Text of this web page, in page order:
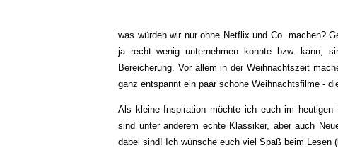
was würden wir nur ohne Netflix und Co. machen?
ja recht wenig unternehmen konnte bzw. kann,
Bereicherung. Vor allem in der Weihnachtszeit
ganz entspannt ein paar schöne Weihnachtsfilme -
Als kleine Inspiration möchte ich euch im heutigen
sind unter anderem echte Klassiker, aber auch
dabei sind! Ich wünsche euch viel Spaß beim Lesen